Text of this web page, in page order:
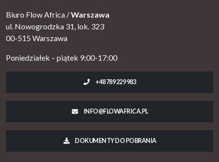
Biuro Flow Africa /Warszawa
ul. Nowogrodzka 31, lok. 323
00-515 Warszawa
Poniedziałek – piątek 9:00-17:00
+48 789 229 983
INFO@FLOWAFRICA.PL
DOKUMENTY DO POBRANIA